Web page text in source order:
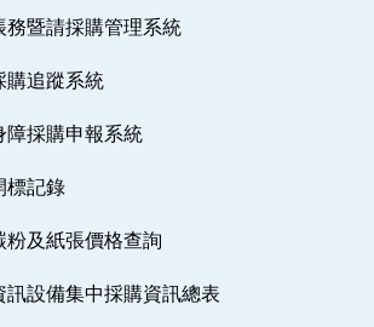
務暨請採購管理系統
購追蹤系統
障採購申報系統
標記錄
粉及紙張價格查詢
訊設備集中採購資訊總表